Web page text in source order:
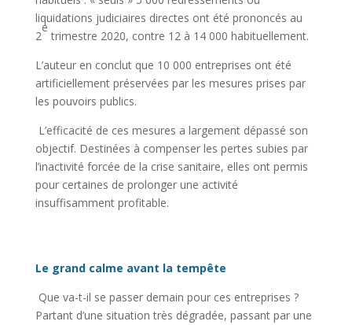
liquidations judiciaires directes ont été prononcés au
2
e
trimestre 2020, contre 12 à 14 000 habituellement.
L’auteur en conclut que 10 000 entreprises ont été
artificiellement préservées par les mesures prises par
les pouvoirs publics.
L’efficacité de ces mesures a largement dépassé son
objectif. Destinées à compenser les pertes subies par
l’inactivité forcée de la crise sanitaire, elles ont permis
pour certaines de prolonger une activité
insuffisamment profitable.
Le grand calme avant la tempête
Que va-t-il se passer demain pour ces entreprises ?
Partant d’une situation très dégradée, passant par une